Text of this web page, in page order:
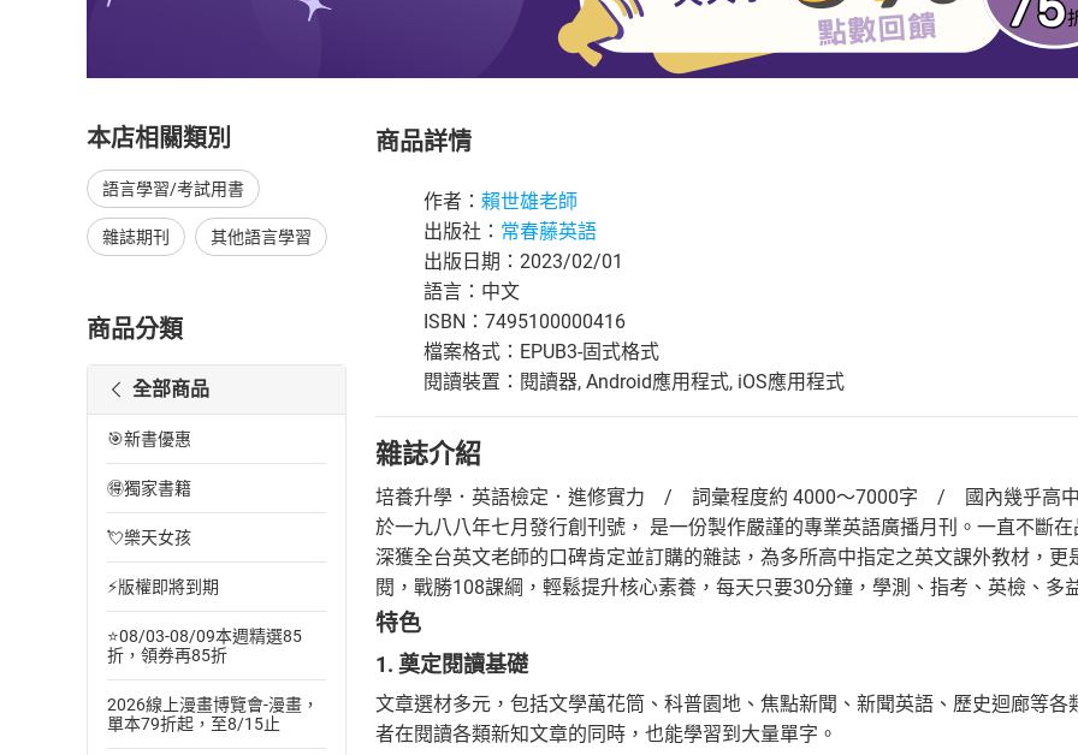
本店相關類別
語言學習/考試用書
雜誌期刊 其他語言學習
商品分類
全部商品
🎯新書優惠
🉐獨家書籍
💘樂天女孩
⚡版權即將到期
⭐08/03-08/09本週精選85
折，領券再85折
2026線上漫畫博覽會-漫畫，
單本79折起，至8/15止
商品詳情
作者： 賴世雄老師
出版社： 常春藤英語
出版日期：2023/02/01
語言：中文
ISBN：7495100000416
檔案格式：EPUB3-固式格式
閱讀裝置：閱讀器, Android應用程式, iOS應用程式
雜誌介紹
培養升學．英語檢定．進修實力 / 詞彙程度約 4000～7000字 / 國內幾乎高中
於一九八八年七月發行創刊號， 是一份製作嚴謹的專業英語廣播月刊。一直不斷
深獲全台英文老師的口碑肯定並訂購的雜誌，為多所高中指定之英文課外教材，
閱，戰勝108課綱，輕鬆提升核心素養，每天只要30分鐘，學測、指考、英檢、多
特色
1. 奠定閱讀基礎
文章選材多元，包括文學萬花筒、科普園地、焦點新聞、新聞英語、歷史迴廊等
者在閱讀各類新知文章的同時，也能學習到大量單字。